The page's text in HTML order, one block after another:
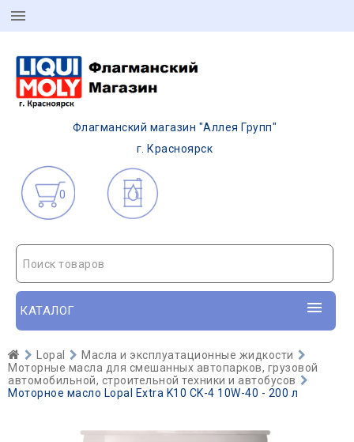
Флагманский магазин "Аллея Групп"
г. Красноярск
0
Поиск товаров
КАТАЛОГ
Lopal
Масла и эксплуатационные жидкости
Моторные масла для смешанных автопарков, грузовой
автомобильной, строительной техники и автобусов
Моторное масло Lopal Extra K10 CK-4 10W-40 - 200 л